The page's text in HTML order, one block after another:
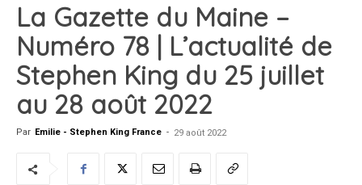
La Gazette du Maine –
Numéro 78 | L’actualité de
Stephen King du 25 juillet
au 28 août 2022
Par Emilie - Stephen King France - 29 août 2022